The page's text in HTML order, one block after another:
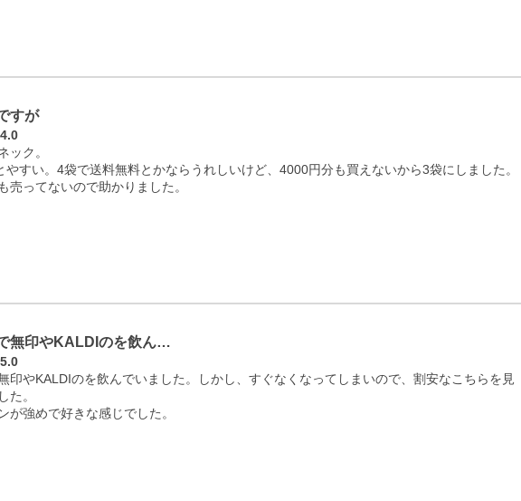
すが
4.0
ック。
やすい。4袋で送料無料とかならうれしいけど、4000円分も買えないから3袋にしました。
売ってないので助かりました。
無印やKALDIのを飲ん…
5.0
印やKALDIのを飲んでいました。しかし、すぐなくなってしまいので、割安なこちらを見
た。
が強めで好きな感じでした。